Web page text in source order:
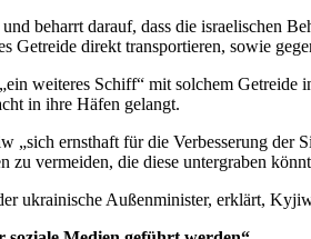
beharrt darauf, dass die israelischen
Getreide direkt transportieren, sowie
weiteres Schiff“ mit solchem
in ihre Häfen gelangt.
„sich ernsthaft für die Verbesserung der
zu vermeiden, die diese untergraben
ukrainische Außenminister, erklärt,